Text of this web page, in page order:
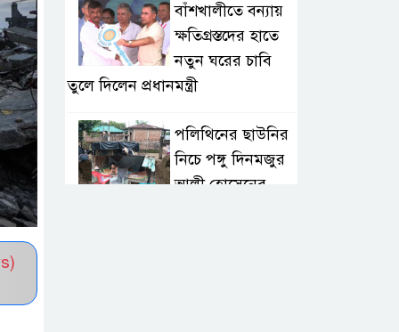
বাঁশখালীতে বন্যায়
ক্ষতিগ্রস্তদের হাতে
নতুন ঘরের চাবি
তুলে দিলেন প্রধানমন্ত্রী
পলিথিনের ছাউনির
নিচে পঙ্গু দিনমজুর
আলী হোসেনের